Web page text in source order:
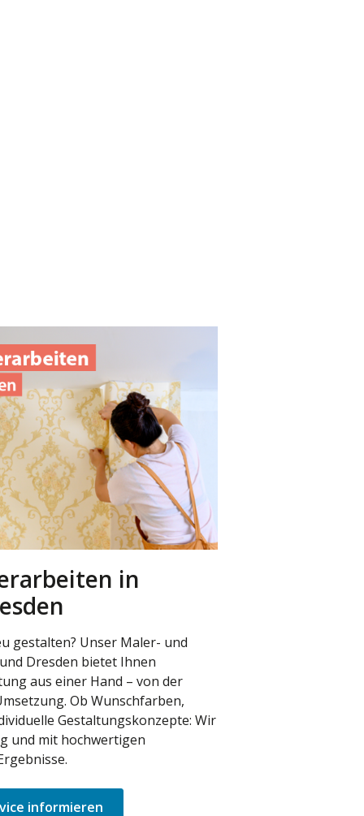
in
gestalten? Unser Maler- und
Dresden bietet Ihnen
aus einer Hand – von der
Ob Wunschfarben,
Gestaltungskonzepte: Wir
und mit hochwertigen
informieren